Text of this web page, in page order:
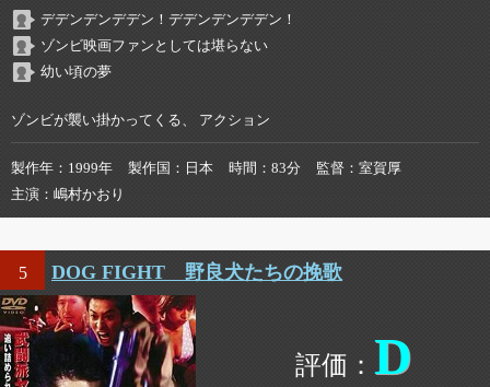
デデンデンデデン！デデンデンデデン！
ゾンビ映画ファンとしては堪らない
幼い頃の夢
ゾンビが襲い掛かってくる、 アクション
製作年 1999年 製作国 日本 時間 83分 監督
室賀厚
主演
嶋村かおり
5 DOG FIGHT 野良犬たちの挽歌
D